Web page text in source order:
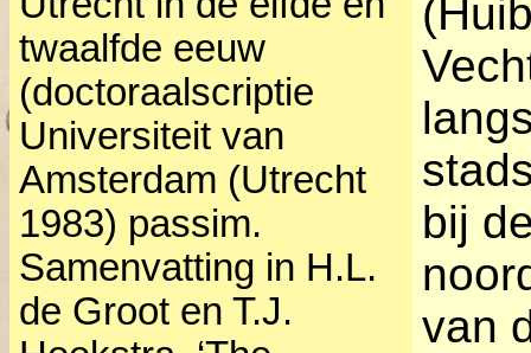
twaalfde eeuw
(doctoraalscriptie
Universiteit van
Amsterdam (Utrecht
1983) passim.
Samenvatting in H.L.
de Groot en T.J.
bij
van